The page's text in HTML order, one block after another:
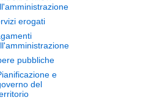
erogati
pubbliche
e
del